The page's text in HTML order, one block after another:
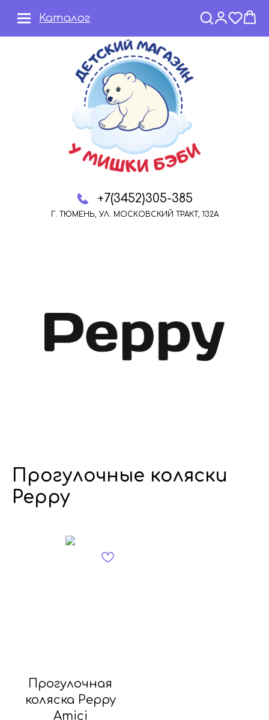
+7(3452)305-385
Г. ТЮМЕНЬ, УЛ. МОСКОВСКИЙ ТРАКТ, 132А
Каталог
Прогулочные коляски
Peppy
Прогулочная
коляска Peppy
Amici